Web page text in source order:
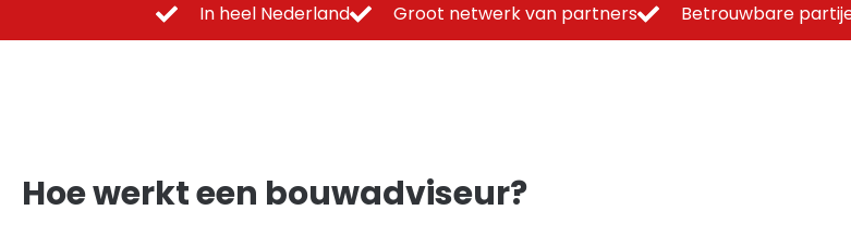
In heel Nederland Groot netwerk van partners Betrouwbare
Hoe werkt een bouwadviseur?